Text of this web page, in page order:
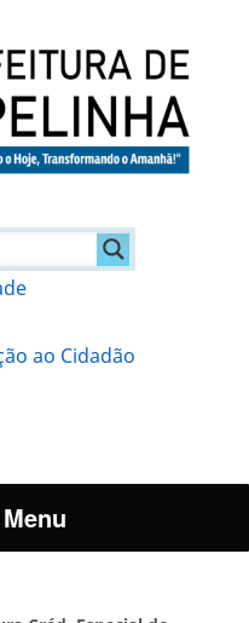
ao Cidadão